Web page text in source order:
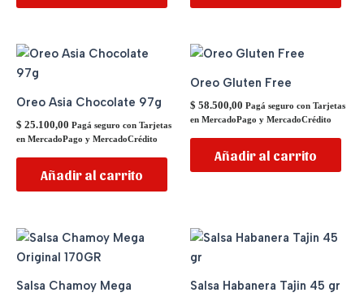
Oreo Asia Chocolate 97g
$ 25.100,00 Pagá seguro con Tarjetas
en MercadoPago y MercadoCrédito
Añadir al carrito
Oreo Gluten Free
$ 58.500,00 Pagá seguro con Tarjetas
en MercadoPago y MercadoCrédito
Añadir al carrito
Salsa Chamoy Mega
Salsa Habanera Tajin 45 gr